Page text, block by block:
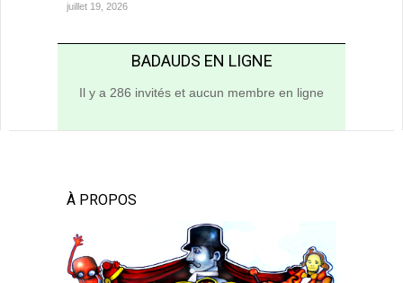
juillet 19, 2026
BADAUDS EN LIGNE
Il y a 286 invités et aucun membre en ligne
À PROPOS